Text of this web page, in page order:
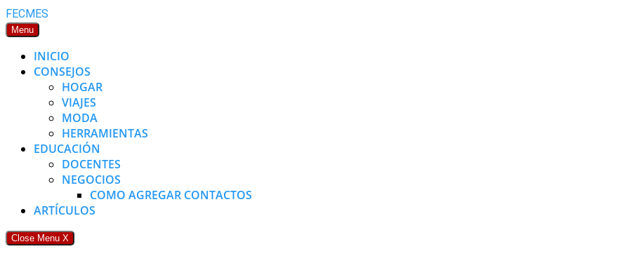
Skip
to
FECMES
Menu
INICIO
CONSEJOS
HOGAR
VIAJES
MODA
HERRAMIENTAS
EDUCACIÓN
DOCENTES
NEGOCIOS
COMO AGREGAR CONTACTOS
ARTÍCULOS
Close Menu X